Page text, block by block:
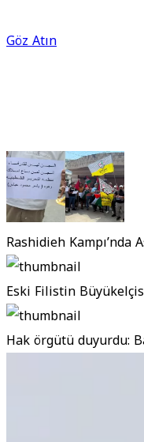
Göz Atın
Rashidieh Kampı’nda
Eski Filistin
Hak örgütü duyurdu: